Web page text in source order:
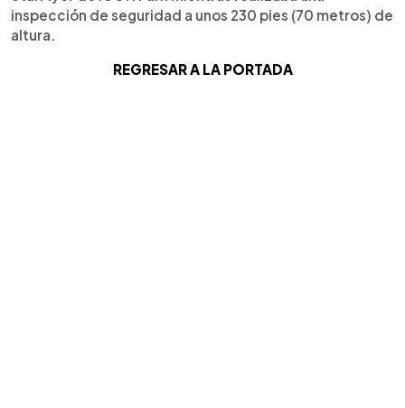
inspección de seguridad a unos 230 pies (70 metros) de
altura.
REGRESAR A LA PORTADA